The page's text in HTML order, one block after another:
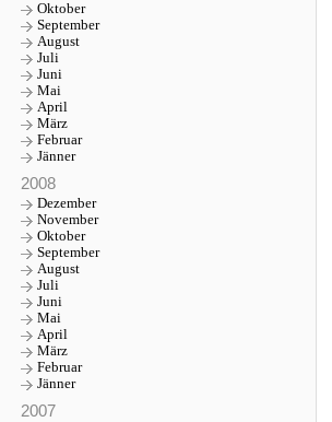
Oktober
September
August
Juli
Juni
Mai
April
März
Februar
Jänner
2008
Dezember
November
Oktober
September
August
Juli
Juni
Mai
April
März
Februar
Jänner
2007